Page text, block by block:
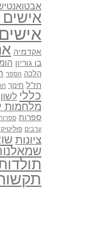
אישים
אקדמיה
בן גוריון
הלכה הספר
חז"ל חינוך
כללי לשון
מלחמות
ספרות
ערבים
ציונות